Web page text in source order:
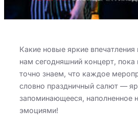
Какие новые яркие впечатления
нам сегодняшний концерт,
точно знаем, что каждое
словно праздничный салют —
запоминающееся, наполненное
эмоциями!